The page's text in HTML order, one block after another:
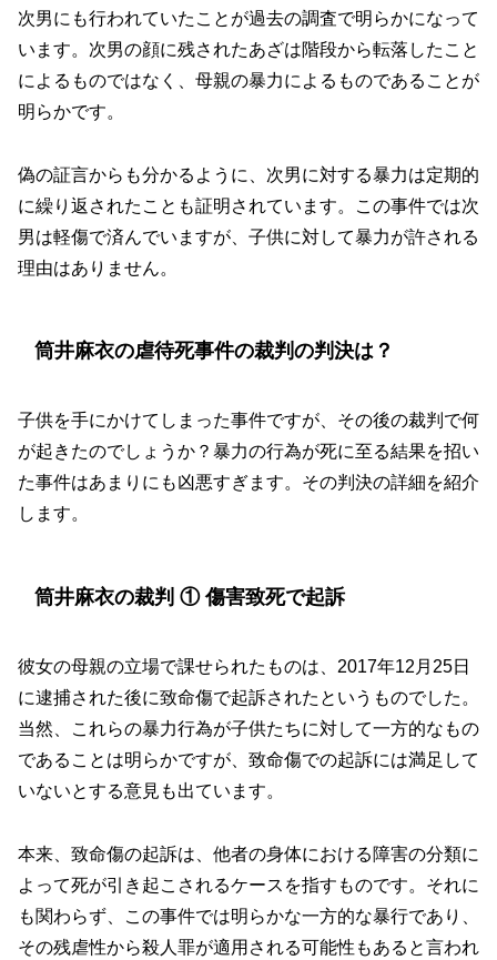
次男にも行われていたことが過去の調査で明らかになって
います。次男の顔に残されたあざは階段から転落したこと
によるものではなく、母親の暴力によるものであることが
明らかです。
偽の証言からも分かるように、次男に対する暴力は定期的
に繰り返されたことも証明されています。この事件では次
男は軽傷で済んでいますが、子供に対して暴力が許される
理由はありません。
筒井麻衣の虐待死事件の裁判の判決は？
子供を手にかけてしまった事件ですが、その後の裁判で何
が起きたのでしょうか？暴力の行為が死に至る結果を招い
た事件はあまりにも凶悪すぎます。その判決の詳細を紹介
します。
筒井麻衣の裁判 ① 傷害致死で起訴
彼女の母親の立場で課せられたものは、2017年12月25日
に逮捕された後に致命傷で起訴されたというものでした。
当然、これらの暴力行為が子供たちに対して一方的なもの
であることは明らかですが、致命傷での起訴には満足して
いないとする意見も出ています。
本来、致命傷の起訴は、他者の身体における障害の分類に
よって死が引き起こされるケースを指すものです。それに
も関わらず、この事件では明らかな一方的な暴行であり、
その残虐性から殺人罪が適用される可能性もあると言われ